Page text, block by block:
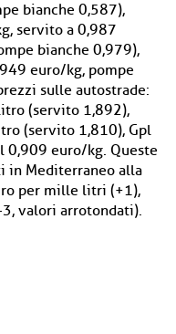
bianche 0,587),
servito a 0,987
bianche 0,979),
euro/kg, pompe
sulle autostrade:
(servito 1,892),
(servito 1,810), Gpl
0,909 euro/kg. Queste
in Mediterraneo alla
per mille litri (+1),
valori arrotondati).